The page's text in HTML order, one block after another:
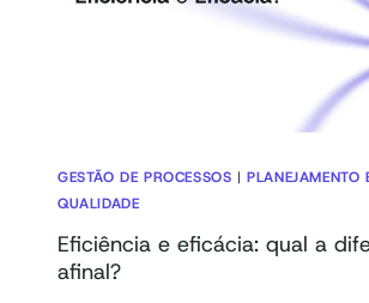
GESTÃO DE PROCESSOS |PLANEJAMENTO
QUALIDADE
Eficiência e eficácia: qual a
afinal?